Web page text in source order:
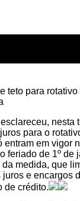
nesta
para o
entram em vigor
feriado de 1º de
medida, que
e encargos
de crédito.